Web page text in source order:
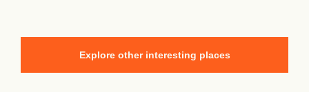
Explore other interesting places